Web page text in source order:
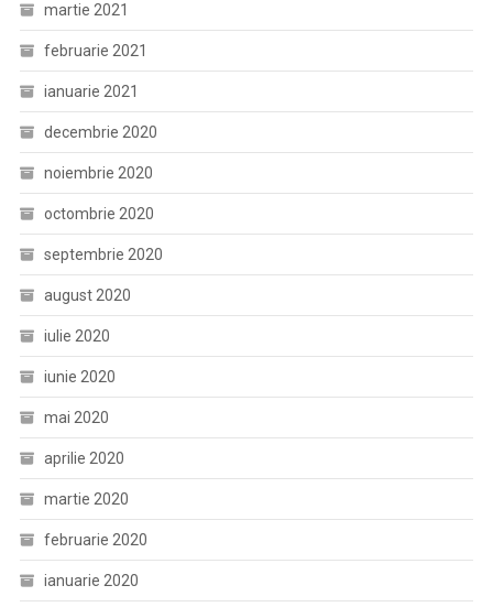
martie 2021
februarie 2021
ianuarie 2021
decembrie 2020
noiembrie 2020
octombrie 2020
septembrie 2020
august 2020
iulie 2020
iunie 2020
mai 2020
aprilie 2020
martie 2020
februarie 2020
ianuarie 2020